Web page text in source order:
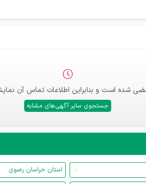
شده است و بنابراین اطلاعات تماس آن
جستجوی سایر آگهی‌های مشابه
استان خراسان رضوی